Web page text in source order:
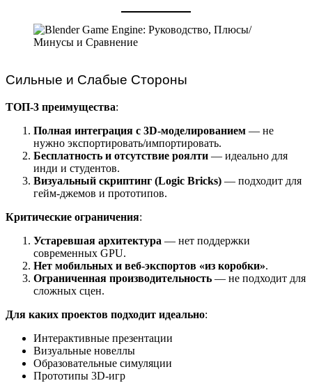
Сильные и Слабые Стороны
ТОП-3 преимущества:
Полная интеграция с 3D-моделированием — не
нужно экспортировать/импортировать.
Бесплатность и отсутствие роялти — идеально для
инди и студентов.
Визуальный скриптинг (Logic Bricks) — подходит для
гейм-джемов и прототипов.
Критические ограничения:
Устаревшая архитектура — нет поддержки
современных GPU.
Нет мобильных и веб-экспортов «из коробки».
Ограниченная производительность — не подходит для
сложных сцен.
Для каких проектов подходит идеально:
Интерактивные презентации
Визуальные новеллы
Образовательные симуляции
Прототипы 3D-игр